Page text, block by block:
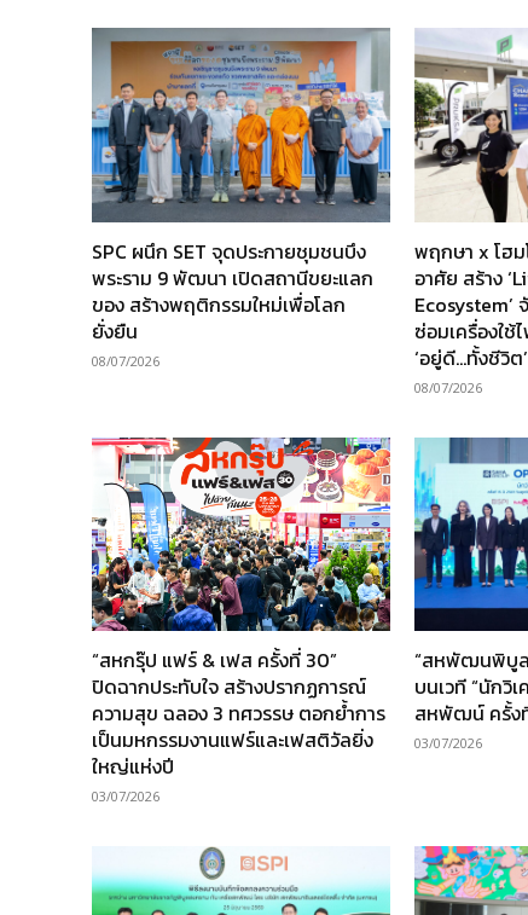
SPC ผนึก SET จุดประกายชุมชนบึง
พระราม 9 พัฒนา เปิดสถานีขยะแลก
ของ สร้างพฤติกรรมใหม่เพื่อโลก
ยั่งยืน
08/07/2026
พฤกษา x โฮ
อาศัย สร้าง
Ecosystem’
ซ่อมเครื่องใ
‘อยู่ดี…ทั้งชีวิต’
08/07/2026
“สหกรุ๊ป แฟร์ & เฟส ครั้งที่ 30”
ปิดฉากประทับใจ สร้างปรากฏการณ์
ความสุข ฉลอง 3 ทศวรรษ ตอกย้ำการ
เป็นมหกรรมงานแฟร์และเฟสติวัลยิ่ง
ใหญ่แห่งปี
03/07/2026
“สหพัฒนพิบูล
บนเวที “นักวิ
สหพัฒน์ ครั้งที่
03/07/2026